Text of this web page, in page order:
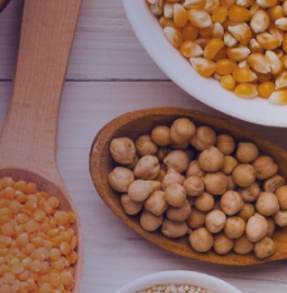
Solicitar cotação